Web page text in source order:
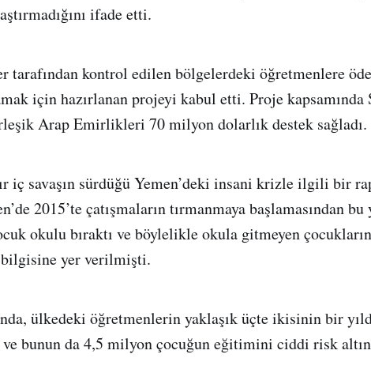
ifade etti.
tarafından kontrol edilen bölgelerdeki öğretmenlere
için hazırlanan projeyi kabul etti. Proje kapsamında
Arap Emirlikleri 70 milyon dolarlık destek sağladı.
iç savaşın sürdüğü Yemen’deki insani krizle ilgili bir
2015’te çatışmaların tırmanmaya başlamasından bu
okulu bıraktı ve böylelikle okula gitmeyen çocukların
yer verilmişti.
ülkedeki öğretmenlerin yaklaşık üçte ikisinin bir
ve bunun da 4,5 milyon çocuğun eğitimini ciddi risk